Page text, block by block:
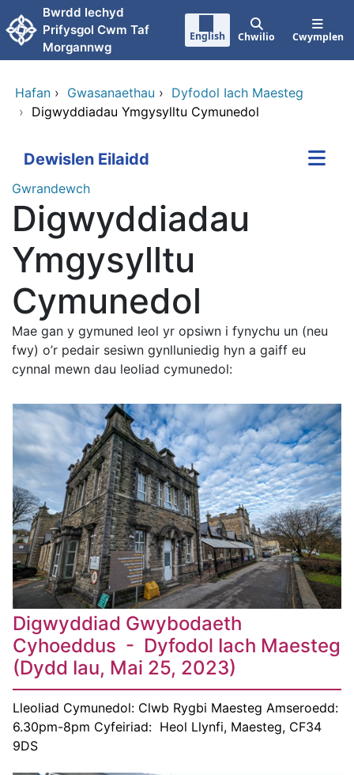
Neidio i'r prif gynnwy
Bwrdd Iechyd
Prifysgol Cwm Taf
Morgannwg
English Chwilio Cwymplen
Hafan › Gwasanaethau › Dyfodol Iach Maesteg
› Digwyddiadau Ymgysylltu Cymunedol
Dewislen Eilaidd
Gwrandewch
Digwyddiadau
Ymgysylltu
Cymunedol
Mae gan y gymuned leol yr opsiwn i fynychu un (neu
fwy) o’r pedair sesiwn gynlluniedig hyn a gaiff eu
cynnal mewn dau leoliad cymunedol:
Digwyddiad Gwybodaeth
Cyhoeddus - Dyfodol Iach Maesteg
(Dydd Iau, Mai 25, 2023)
Lleoliad Cymunedol: Clwb Rygbi Maesteg Amseroedd:
6.30pm-8pm Cyfeiriad: Heol Llynfi, Maesteg, CF34
9DS